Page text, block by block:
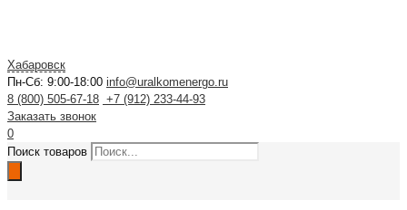
Хабаровск
Пн-Сб: 9:00-18:00 info@uralkomenergo.ru
8 (800) 505-67-18 +7 (912) 233-44-93
Заказать звонок
0
Поиск товаров